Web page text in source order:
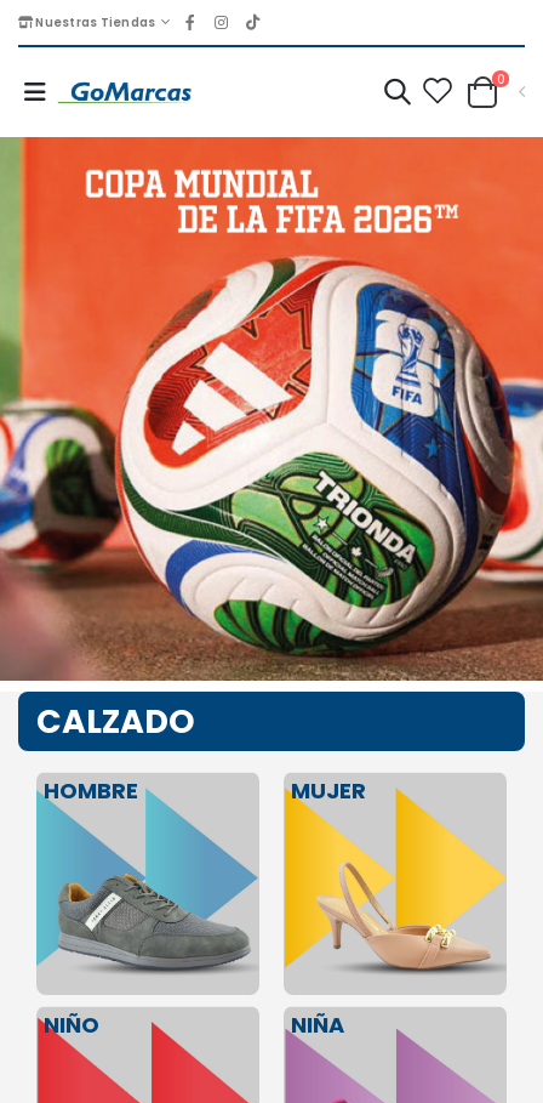
Nuestras Tiendas
0
CALZADO
HOMBRE MUJER
NIÑO NIÑA